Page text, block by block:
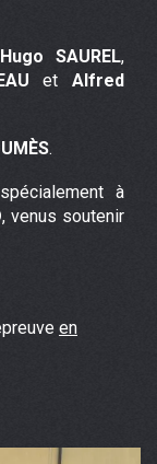
Hugo SAUREL,
etAlfred
.
à
, venus soutenir
en